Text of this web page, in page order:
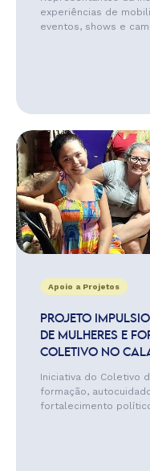
experiências de
eventos, shows e
Apoio a Projetos
PROJETO
DE MULHERES E
COLETIVO NO
Iniciativa do Coletivo
formação,
fortalecimento